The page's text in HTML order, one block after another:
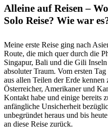
Alleine auf Reisen –
Solo Reise? Wie war
Meine erste Reise ging nach
Route, die mich quer durch die
Singapur, Bali und die Gili
absoluter Traum. Vom ersten
aus allen Teilen der Erde
Österreicher, Amerikaner und
Kontakt habe und einige bereits
anfängliche Unsicherheit
unbegründet heraus und bis
an diese Reise zurück.